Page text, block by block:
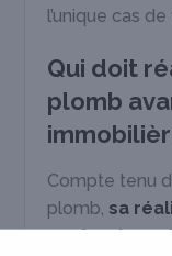
l’unique cas
Qui doit
plomb
Compte tenu
plomb, sa